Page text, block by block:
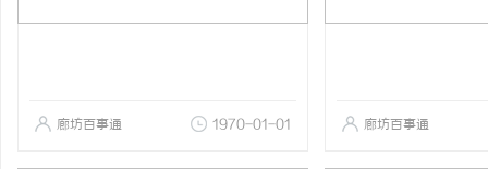
廊坊百事通 1970-01-01 廊坊百事通